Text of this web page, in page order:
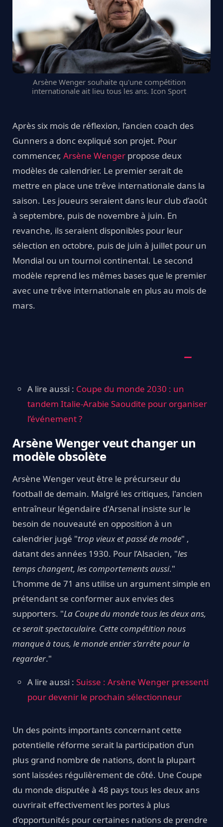
Arsène Wenger souhaite qu'une compétition
internationale ait lieu tous les ans. Icon Sport
Après six mois de réflexion, l’ancien coach des
Gunners a donc expliqué son projet. Pour
commencer, Arsène Wenger propose deux
modèles de calendrier. Le premier serait de
mettre en place une trêve internationale dans la
saison. Les joueurs seraient dans leur club d’août
à septembre, puis de novembre à juin. En
revanche, ils seraient disponibles pour leur
sélection en octobre, puis de juin à juillet pour un
Mondial ou un tournoi continental. Le second
modèle reprend les mêmes bases que le premier
avec une trêve internationale en plus au mois de
mars.
A lire aussi : Coupe du monde 2030 : un
tandem Italie-Arabie Saoudite pour organiser
l’événement ?
Arsène Wenger veut changer un
modèle obsolète
Arsène Wenger veut être le précurseur du
football de demain. Malgré les critiques, l'ancien
entraîneur légendaire d'Arsenal insiste sur le
besoin de nouveauté en opposition à un
calendrier jugé "trop vieux et passé de mode" ,
datant des années 1930. Pour l’Alsacien, "les
temps changent, les comportements aussi."
L’homme de 71 ans utilise un argument simple en
prétendant se conformer aux envies des
supporters. "La Coupe du monde tous les deux ans,
ce serait spectaculaire. Cette compétition nous
manque à tous, le monde entier s’arrête pour la
regarder."
A lire aussi : Suisse : Arsène Wenger pressenti
pour devenir le prochain sélectionneur
Un des points importants concernant cette
potentielle réforme serait la participation d'un
plus grand nombre de nations, dont la plupart
sont laissées régulièrement de côté. Une Coupe
du monde disputée à 48 pays tous les deux ans
ouvrirait effectivement les portes à plus
d’opportunités pour certaines nations de prendre